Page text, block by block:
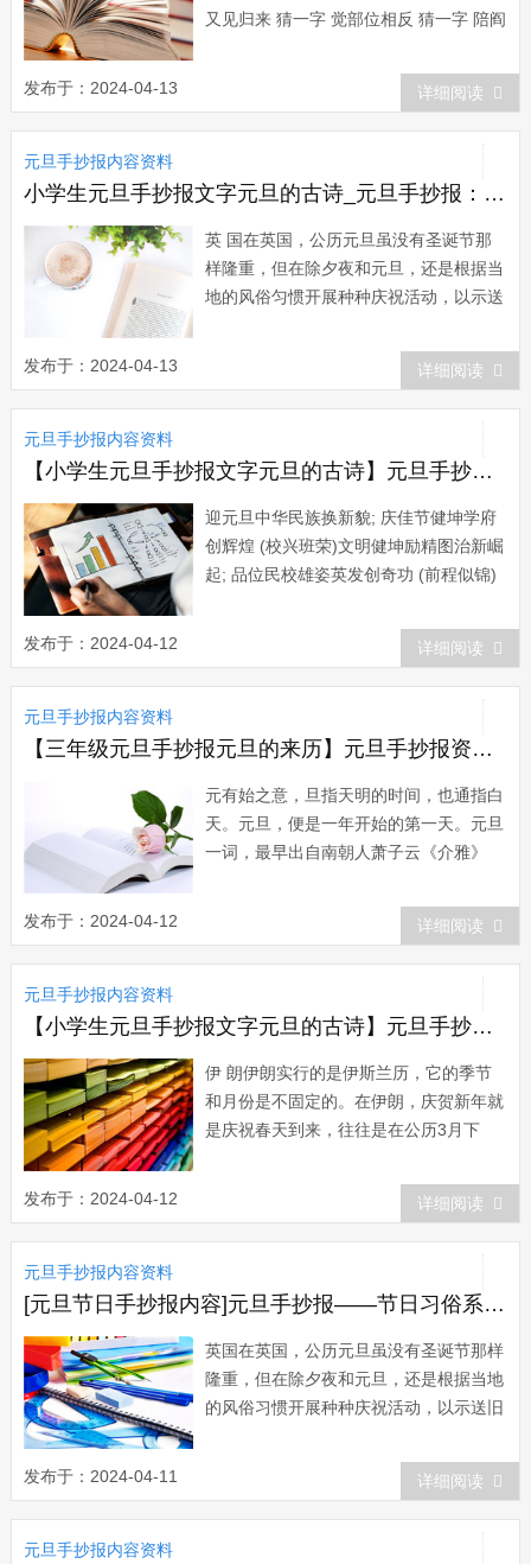
又见归来 猜一字 觉部位相反 猜一字 陪阎
一 猜一字 曰孔子登山 猜一字 岳刀出鞘
猜一字 力龙袍 猜一字 裙大口多一点 猜一
字 吠因小失大 猜一字 口独留花下人，有
发布于：2024-04-13 详细阅读
元旦手抄报内容资料
小学生元旦手抄报文字元旦的古诗_元旦手抄报：英国的元旦习俗
英 国在英国，公历元旦虽没有圣诞节那
样隆重，但在除夕夜和元旦，还是根据当
地的风俗匀惯开展种种庆祝活动，以示送
点和酒出去拜访，他们不敲门，就径直走
进亲友家去。按英国人的风俗，除夕千夜
过后，朝屋里迈进第一只脚的人，预示着
新的一年的运气。如果第一个客人是个黑
发的男人...
发布于：2024-04-13 详细阅读
元旦手抄报内容资料
【小学生元旦手抄报文字元旦的古诗】元旦手抄报：关于元旦的对联2
迎元旦中华民族换新貌; 庆佳节健坤学府
创辉煌 (校兴班荣)文明健坤励精图治新崛
起; 品位民校雄姿英发创奇功 (前程似锦)
升 (欣欣向荣)五十三人齐心协力共济风
雨; 二十六班众志成城同创辉煌 (携手共
进)教师治教不二心团结协作创新; 学子求
发布于：2024-04-12 详细阅读
元旦手抄报内容资料
【三年级元旦手抄报元旦的来历】元旦手抄报资料：元旦的来历
元有始之意，旦指天明的时间，也通指白
天。元旦，便是一年开始的第一天。元旦
一词，最早出自南朝人萧子云《介雅》
牧《梦梁录》卷一正月条目：正月朔日，
谓之元旦，俗呼为新年。一岁节序，此为
之首。;汉代崔瑗《三子钗铭》中叫元正;
发布于：2024-04-12 详细阅读
元旦手抄报内容资料
【小学生元旦手抄报文字元旦的古诗】元旦手抄报：伊朗的元旦习俗
伊 朗伊朗实行的是伊斯兰历，它的季节
和月份是不固定的。在伊朗，庆贺新年就
是庆祝春天到来，往往是在公历3月下
头生起“篝火”---“夜火”，然后全家人依次
从夜火上跳来跳去，表示烧掉“晦气”，
迎...
发布于：2024-04-12 详细阅读
元旦手抄报内容资料
[元旦节日手抄报内容]元旦手抄报——节日习俗系列（五）
英国在英国，公历元旦虽没有圣诞节那样
隆重，但在除夕夜和元旦，还是根据当地
的风俗习惯开展种种庆祝活动，以示送旧
和酒出去拜访，他们不敲门，就径直走进
亲友家去。按英国人的风俗，除夕千夜过
后，朝屋里迈进第一只脚的人，预示着新
的一年的运气。如果第一个客人是个黑发
发布于：2024-04-11 详细阅读
元旦手抄报内容资料